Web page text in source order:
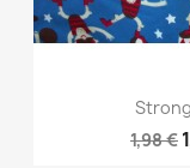
1,98 €